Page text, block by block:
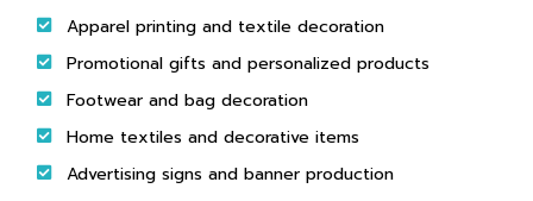
Apparel printing and textile decoration
Promotional gifts and personalized products
Footwear and bag decoration
Home textiles and decorative items
Advertising signs and banner production